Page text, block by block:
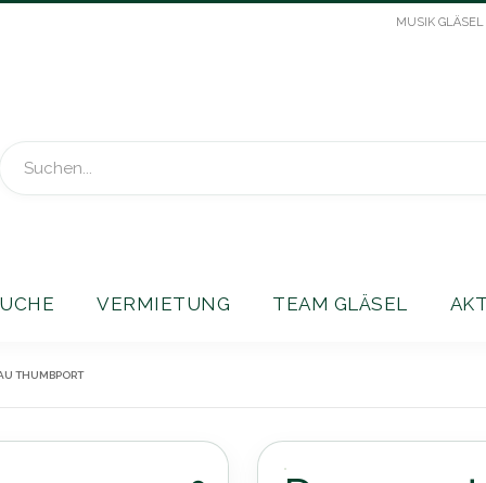
MUSIK GLÄSEL
VERMIETUNG TEAM GLÄSEL
THUMBPORT